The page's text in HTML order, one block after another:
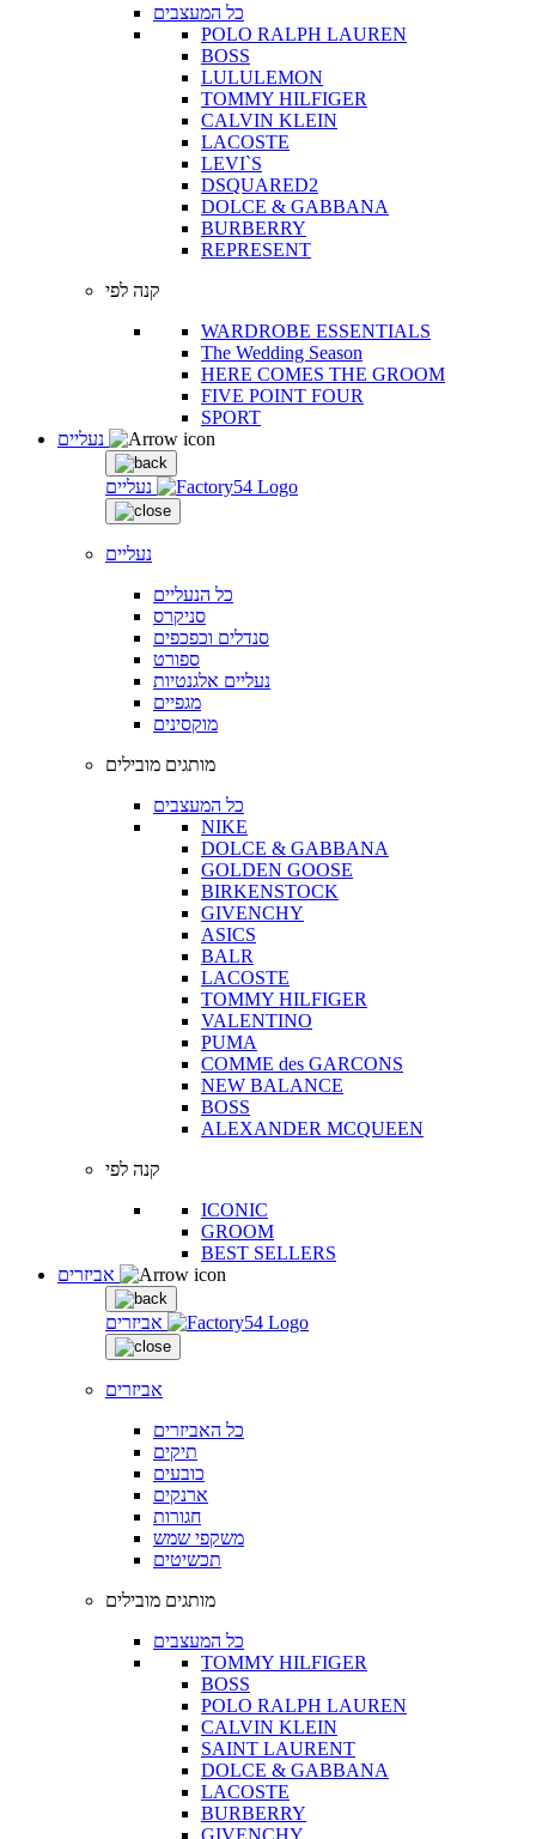
כל המעצבים
POLO RALPH LAUREN
BOSS
LULULEMON
TOMMY HILFIGER
CALVIN KLEIN
LACOSTE
LEVI`S
DSQUARED2
DOLCE & GABBANA
BURBERRY
REPRESENT
קנה לפי
WARDROBE ESSENTIALS
The Wedding Season
HERE COMES THE GROOM
FIVE POINT FOUR
SPORT
נעליים
נעליים
כל הנעליים
סניקרס
סנדלים וכפכפים
ספורט
נעליים אלגנטיות
מגפיים
מוקסינים
מותגים מובילים
כל המעצבים
NIKE
DOLCE & GABBANA
GOLDEN GOOSE
BIRKENSTOCK
GIVENCHY
ASICS
BALR
LACOSTE
TOMMY HILFIGER
VALENTINO
PUMA
COMME des GARCONS
NEW BALANCE
BOSS
ALEXANDER MCQUEEN
קנה לפי
ICONIC
GROOM
BEST SELLERS
אביזרים
אביזרים
כל האביזרים
תיקים
כובעים
ארנקים
חגורות
משקפי שמש
תכשיטים
מותגים מובילים
כל המעצבים
TOMMY HILFIGER
BOSS
POLO RALPH LAUREN
CALVIN KLEIN
SAINT LAURENT
DOLCE & GABBANA
LACOSTE
BURBERRY
GIVENCHY